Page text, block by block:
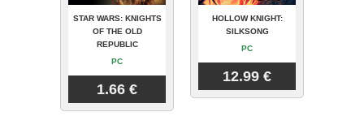
STAR WARS: KNIGHTS
OF THE OLD
REPUBLIC
PC
1.66 €
HOLLOW KNIGHT:
SILKSONG
PC
12.99 €